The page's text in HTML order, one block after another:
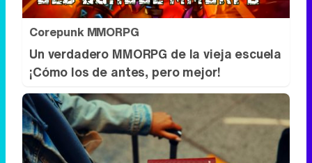
Corepunk MMORPG
Un verdadero MMORPG de la vieja escuela
¡Cómo los de antes, pero mejor!